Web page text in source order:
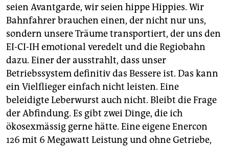
seien Avantgarde, wir seien hippe Hippies. Wir
Bahnfahrer brauchen einen, der nicht nur uns,
sondern unsere Träume transportiert, der uns den
EI-CI-IH emotional veredelt und die Regiobahn
dazu. Einer der ausstrahlt, dass unser
Betriebssystem definitiv das Bessere ist. Das kann
ein Vielflieger einfach nicht leisten. Eine
beleidigte Leberwurst auch nicht. Bleibt die Frage
der Abfindung. Es gibt zwei Dinge, die ich
ökosexmässig gerne hätte. Eine eigene Enercon
126 mit 6 Megawatt Leistung und ohne Getriebe,